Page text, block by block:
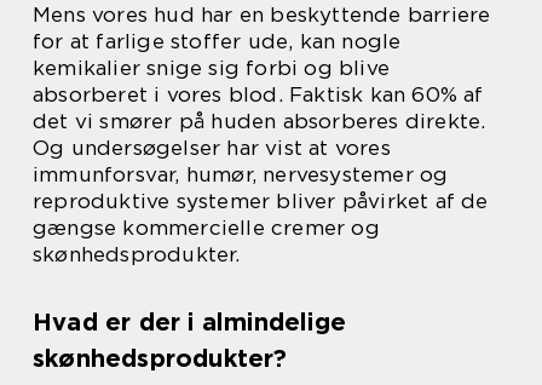
Mens vores hud har en beskyttende barriere
for at farlige stoffer ude, kan nogle
kemikalier snige sig forbi og blive
absorberet i vores blod. Faktisk kan 60% af
det vi smører på huden absorberes direkte.
Og undersøgelser har vist at vores
immunforsvar, humør, nervesystemer og
reproduktive systemer bliver påvirket af de
gængse kommercielle cremer og
skønhedsprodukter.
Hvad er der i almindelige
skønhedsprodukter?